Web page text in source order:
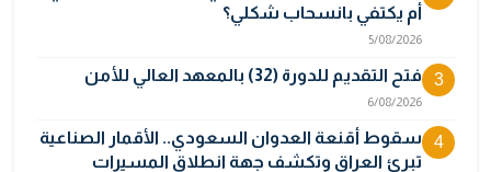
أم يكتفي بانسحاب شكلي؟
5/08/2026
3 فتح التقديم للدورة (32) بالمعهد العالي للأمن
6/08/2026
4
سقوط أقنعة العدوان السعودي.. الأقمار الصناعية
تبرئ العراق وتكشف جهة انطلاق المسيرات